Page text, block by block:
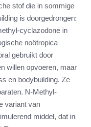
stof die in sommige
is doorgedrongen:
cyclazodone in
noötropica
gebruikt door
willen opvoeren, maar
en bodybuilding. Ze
N-Methyl-
variant van
middel, dat in